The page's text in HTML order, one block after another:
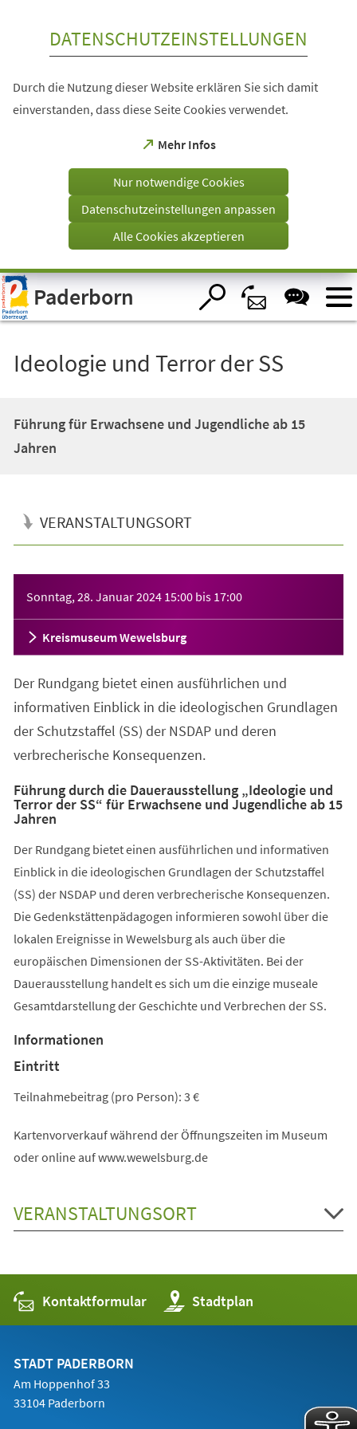
Visuelle
Assistenzsoftware
öffnen.
DATENSCHUTZEINSTELLUNGEN
Durch die Nutzung dieser Website erklären Sie sich damit
einverstanden, dass diese Seite Cookies verwendet.
Mehr Infos
(Öffnet
einem
Tab)
Nur notwendige Cookies
Datenschutzeinstellungen anpassen
Alle Cookies akzeptieren
Paderborn
Ideologie und Terror der SS
Führung für Erwachsene und Jugendliche ab 15
Jahren
VERANSTALTUNGSORT
Sonntag, 28. Januar 2024 15:00 bis 17:00
Kreismuseum Wewelsburg
Der Rundgang bietet einen ausführlichen und
informativen Einblick in die ideologischen Grundlagen
der Schutzstaffel (SS) der NSDAP und deren
verbrecherische Konsequenzen.
Führung durch die Dauerausstellung „Ideologie und
Terror der SS“ für Erwachsene und Jugendliche ab 15
Jahren
Der Rundgang bietet einen ausführlichen und informativen
Einblick in die ideologischen Grundlagen der Schutzstaffel
(SS) der NSDAP und deren verbrecherische Konsequenzen.
Die Gedenkstättenpädagogen informieren sowohl über die
lokalen Ereignisse in Wewelsburg als auch über die
europäischen Dimensionen der SS-Aktivitäten. Bei der
Dauerausstellung handelt es sich um die einzige museale
Gesamtdarstellung der Geschichte und Verbrechen der SS.
Informationen
Eintritt
Teilnahmebeitrag (pro Person): 3 €
Kartenvorverkauf während der Öffnungszeiten im Museum
oder online auf www.wewelsburg.de
VERANSTALTUNGSORT
Kontaktformular Stadtplan
(Öffnet
in
einem
STADT PADERBORN
Am Hoppenhof 33
33104 Paderborn